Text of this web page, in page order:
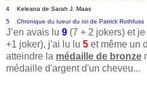
4    Keleana de Sarah J. Maas
5    Chronique du tueur du roi de Patrick Rothfuss
J’en avais lu 9 (7 + 2 jokers) et
+1 joker), j'ai lu lu 5 et même un
atteindre la médaille de bronze
médaille d'argent d'un cheveu...